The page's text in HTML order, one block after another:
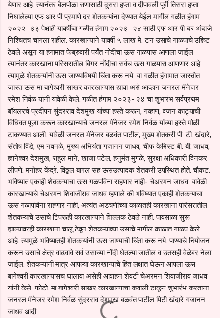
येणार आहे. त्यानंतर बैलपोळा सणासाठी दुसरा हप्ता व दीपावली पूर्वी तिसरा हप्ता
निघालेल्या एफ आर पी प्रमाणे दर शेतकऱ्यांना देण्यात येईल मागील गळीत हंगाम
२०२२- ३३ पेक्षाही यावर्षीचा गळीत हंगाम २०२३- २४ साठी एफ आर पी दर अंदाजे
निश्चितच चांगला राहील. कारखान्याने यावर्षी ५ लाख मे. टन उसाचे गाळपाचे उद्दिष्ट
ठेवले असून या हंगामात फेब्रुवारी पर्यंत नोंदीचा ऊस गाळपास आणला जाईल
त्यानंतर कारखाना परिसरातील बिगर नोंदीचा सर्वच ऊस गाळपास आणणार आहे.
त्यामुळे शेतकऱ्यांनी ऊस जाण्याविषयी चिंता करू नये. या गळीत हंगामात जास्तीत
जास्त ऊस मा बागेश्वरी साखर कारखान्यास द्यावा असे आव्हान जनरल मॅनेजर
रमेश निर्वळ यांनी यावेळी केले. गळीत हंगाम २०२३- २४ चा शुभारंभ सर्वप्रथम
बॉयलरचे प्रदीपन सुंदरराव देशमुख यांच्या हस्ते करून, गव्हाण, वजन काट्याची
विधिवत पूजा करून कारखान्याचे जनरल मॅनेजर रमेश निर्वळ यांच्या हस्ते मोळी
टाकण्यात आली. यावेळी जनरल मॅनेजर बळवंत पाटील, मुख्य शेतकरी पी. टी. खंदारे,
संतोष दिंडे, एम नवनळे, मुख्य अभियंता गजानन जाधव, चीफ केमिस्ट बी. बी. जाधव,
ज्ञानेश्वर देशमुख, राहुल माने, खाजा पटेल, हनुमंत मुगळे, सुरक्षा अधिकारी दिनकर
लीपणे, मनोहर केंद्रे, विठ्ठल बागल सह ऊसउत्पादक शेतकरी उपस्थित होते. चौकट.
भविष्यात एकाही शेतकऱ्याचा ऊस गळपविना राहणार नाही- चेअरमन जाधव. यावेळी
कारखान्याचे चेअरमन शिवाजीराव जाधव म्हणाले की भविष्यात एकाही शेतकऱ्याचा
ऊस गळापविना राहणार नाही, अत्यंत अडचणीच्या काळातही कारखाना परिसरातील
शेतकऱ्यांचे उसाचे टिपरूही कारखान्याने शिल्लक ठेवले नाही. पावसाळा सुरू
झाल्यावरही कारखाना चालू ठेवून शेतकऱ्यांच्या उसाचे मागील काळात गाळप केले
आहे. त्यामुळे भविष्यातही शेतकऱ्यांनी ऊस जाण्याची चिंता करू नये. पाण्याचे नियोजन
करून उसाचे क्षेत्र वाढवावे सर्व उसाच्या नोंदी घेतल्या जातील व उतसही वेळेवर नेला
जाईल. शेतकऱ्यांनी मात्र आपल्या कारखान्याचे हित लक्षात घेऊन आपला ऊस
बागेश्वरी कारखान्यासच घालावा असेही आवाहन शेवटी चेअरमन शिवाजीराव जाधव
यांनी केले. फोटो. मा बागेश्वरी साखर कारखान्याचा कवाली टाकून शुभारंभ करताना
जनरल मॅनेजर रमेश निर्वळ सुंदरराव देशमुख बळवंत पाटील पिटी खंदारे गजानन
जाधव आदी.